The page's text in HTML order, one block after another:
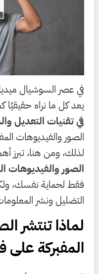
في عصر السوشيال
يعد كل ما نراه حقيقيًا
في تقنيات التعديل
الصور والفيديوهات
لذلك، ومن هنا، تبرز
الصور والفيديوهات
فقط لحماية نفسك،
التضليل ونشر
لماذا تنتشر
المفبركة